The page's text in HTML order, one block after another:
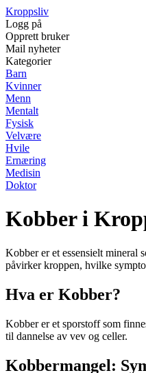
Kroppsliv
Logg på
Opprett bruker
Mail nyheter
Kategorier
Barn
Kvinner
Menn
Mentalt
Fysisk
Velvære
Hvile
Ernæring
Medisin
Doktor
Kobber i
Kobber er et essensielt
påvirker kroppen, hvilke
Hva er Kobber?
Kobber er et sporstoff som
til dannelse av vev og celler.
Kobbermangel: